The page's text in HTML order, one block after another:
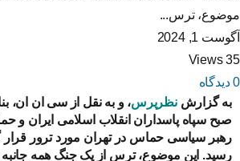
موضوع، ترس...
آگوست 1, 2024
35 Views
0 دیدگاه
به گزارشنظرپرس، و به نقل از سی ان ان،
صبح سپاه پاسداران انقلاب اسلامی ایران و
رهبر سیاسی حماس در تهران مورد ترور قرار
رسید. این موضوع، ترس از یک جنگ همه جانبه